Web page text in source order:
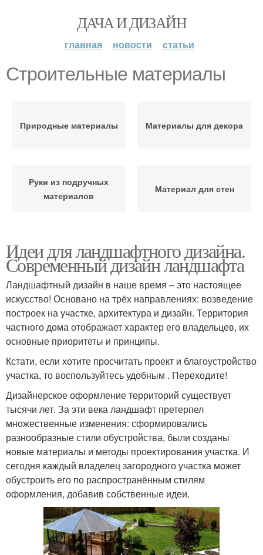
ДАЧА И ДИЗАЙН
главная новости статьи
Строительные материалы
Природные материалы Материалы для декора
Руки из подручных
материалов
Материал для стен
Идеи для ландшафтного дизайна.
Современный дизайн ландшафта
Ландшафтный дизайн в наше время – это настоящее
искусство! Основано на трёх направлениях: возведение
построек на участке, архитектура и дизайн. Территория
частного дома отображает характер его владельцев, их
основные приоритеты и принципы.
Кстати, если хотите просчитать проект и благоустройство
участка, то воспользуйтесь удобным . Переходите!
Дизайнерское оформление территорий существует
тысячи лет. За эти века ландшафт претерпел
множественные изменения: сформировались
разнообразные стили обустройства, были созданы
новые материалы и методы проектирования участка. И
сегодня каждый владелец загородного участка может
обустроить его по распространённым стилям
оформления, добавив собственные идеи.